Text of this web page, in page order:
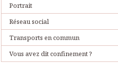
Portrait
Réseau social
Transports en commun
Vous avez dit confinement ?